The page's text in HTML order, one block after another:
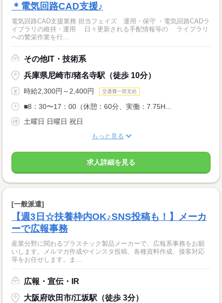
＊電気回路CAD支援♪
電気回路CAD支援業務 担当フェイズ 運用・保守 ・電気回路CADラ
イブラリの維持・運用 日々更新される手配情報等の ライブラリ
への繁栄作業を行...
その他IT・技術系
兵庫県尼崎市/猪名寺駅（徒歩 10分）
時給2,300円～2,400円 交通費一部支給
■8：30〜17：00（休憩：60分、実働：7.75H...
土曜日 日曜日 祝日
もっと見る
求人詳細を見る
[一般派遣]
【週3日☆扶養枠内OK♪SNS投稿も！】メーカ
ーで広報事務
産業分野に関わるプラスチック製品メーカーで、広報系事務をお願
いします。メルマガ作成やインスタ投稿、各種資料作成、接客対応
等をお任せします。ま...
広報・宣伝・IR
大阪府吹田市/江坂駅（徒歩 3分）